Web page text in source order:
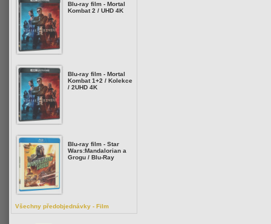
Blu-ray film - Mortal
Kombat 2 / UHD 4K
Blu-ray film - Mortal
Kombat 1+2 / Kolekce
/ 2UHD 4K
Blu-ray film - Star
Wars:Mandalorian a
Grogu / Blu-Ray
Všechny předobjednávky - Film